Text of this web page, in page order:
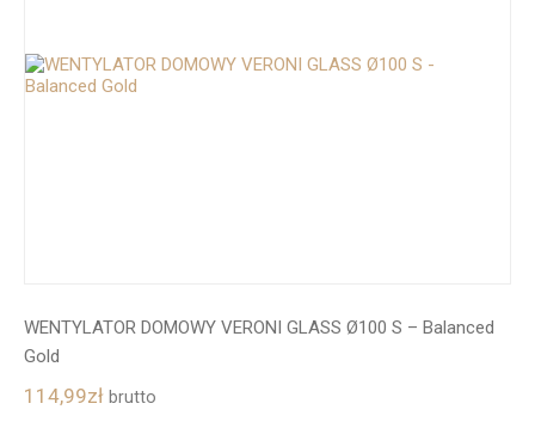
WENTYLATOR DOMOWY VERONI GLASS Ø100 S – Balanced
Gold
114,99zł brutto